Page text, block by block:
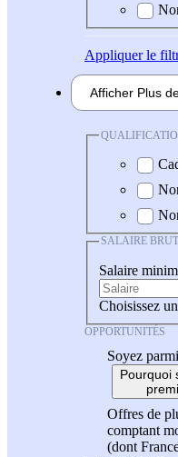
Appliquerle
Afficher Plus
SALAIRE
Salaire
Choisissez
OPPORTUNITÉS
Soyez
Pourquoi
Offres de
comptant
(dont